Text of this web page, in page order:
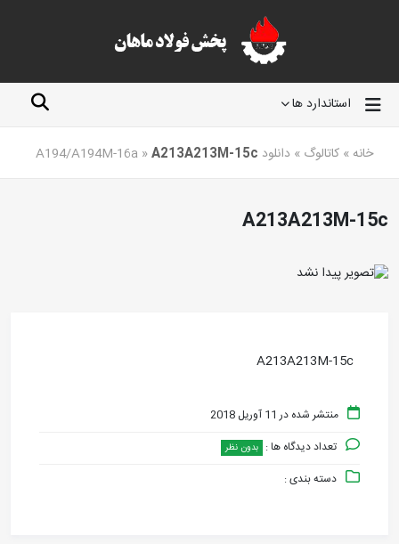
استاندارد ها
خانه » کاتالوگ » دانلود A194/A194M-16a » A213A213M-15c
A213A213M-15c
A213A213M-15c
منتشر شده در 11 آوریل 2018
تعداد دیدگاه ها : بدون نظر
دسته بندی :